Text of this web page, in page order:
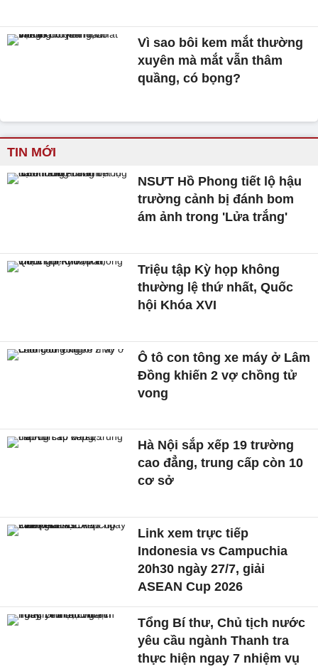
Vì sao bôi kem mắt thường
xuyên mà mắt vẫn thâm
quầng, có bọng?
TIN MỚI
NSƯT Hồ Phong tiết lộ hậu
trường cảnh bị đánh bom
ám ảnh trong 'Lửa trắng'
Triệu tập Kỳ họp không
thường lệ thứ nhất, Quốc
hội Khóa XVI
Ô tô con tông xe máy ở Lâm
Đồng khiến 2 vợ chồng tử
vong
Hà Nội sắp xếp 19 trường
cao đẳng, trung cấp còn 10
cơ sở
Link xem trực tiếp
Indonesia vs Campuchia
20h30 ngày 27/7, giải
ASEAN Cup 2026
Tổng Bí thư, Chủ tịch nước
yêu cầu ngành Thanh tra
thực hiện ngay 7 nhiệm vụ